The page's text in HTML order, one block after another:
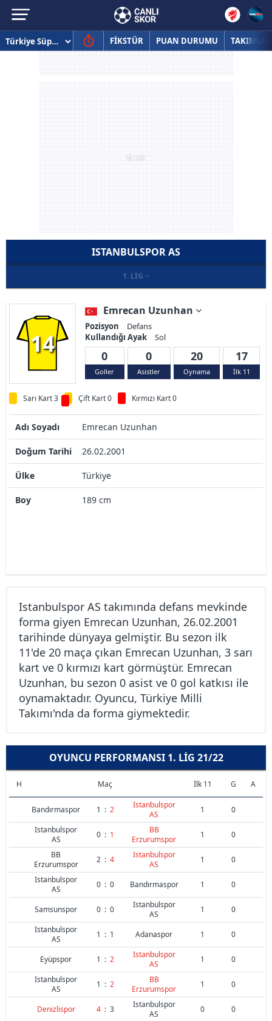
FİKSTÜR PUAN DURUMU TAKIMLAR
ISTANBULSPOR AS
1. LIG
14
Emrecan Uzunhan
Pozisyon
Defans
Kullandığı Ayak
Sol
0
Goller
0
Asistler
20
Oynama
17
İlk 11
Sarı Kart 3 Çift Kart 0 Kırmızı Kart 0
Adı Soyadı Emrecan Uzunhan
Doğum Tarihi 26.02.2001
Ülke Türkiye
Boy 189 cm
Istanbulspor AS takımında defans mevkinde
forma giyen Emrecan Uzunhan, 26.02.2001
tarihinde dünyaya gelmiştir. Bu sezon ilk
11'de 20 maça çıkan Emrecan Uzunhan, 3 sarı
kart ve 0 kırmızı kart görmüştür. Emrecan
Uzunhan, bu sezon 0 asist ve 0 gol katkısı ile
oynamaktadır. Oyuncu, Türkiye Milli
Takımı'nda da forma giymektedir.
OYUNCU PERFORMANSI 1. LIG 21/22
H Maç İlk 11 G A
Bandırmaspor 1 : 2
Istanbulspor
AS
1
0
Istanbulspor
AS
0 : 1
BB
Erzurumspor
1
0
BB
Erzurumspor
2 : 4
Istanbulspor
AS
1
0
Istanbulspor
AS
0 : 0 Bandırmaspor 1 0
Samsunspor 0 : 0
Istanbulspor
AS
1
0
Istanbulspor
AS
1 : 1 Adanaspor 1 0
Eyüpspor 1 : 2
Istanbulspor
AS
1
0
Istanbulspor
AS
1 : 2
BB
Erzurumspor
1 0
Denizlispor 4 : 3
Istanbulspor
AS
0
0